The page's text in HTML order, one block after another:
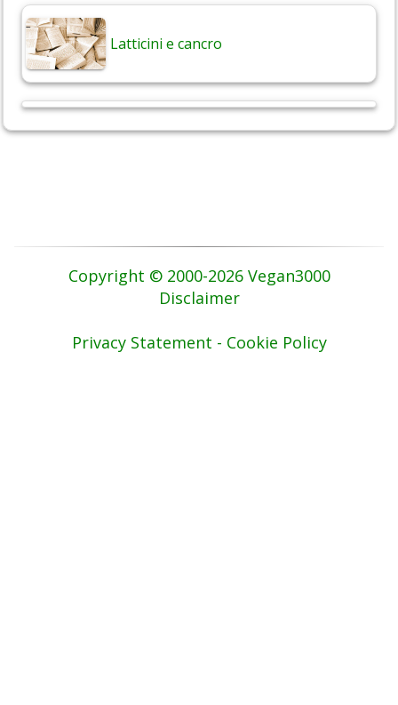
Latticini e cancro
Copyright © 2000-2026 Vegan3000
Disclaimer
Privacy Statement - Cookie Policy